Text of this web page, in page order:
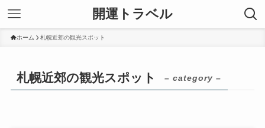
開運トラベル
ホーム 札幌近郊の観光スポット
札幌近郊の観光スポット – category –